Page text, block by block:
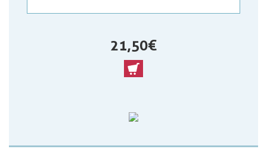
21,50 €